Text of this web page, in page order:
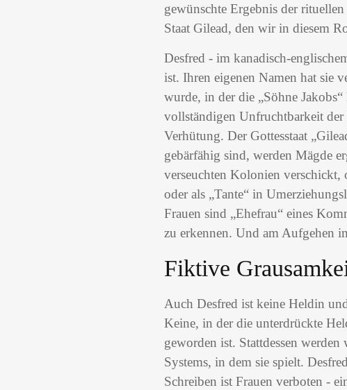
gewünschte Ergebnis der
Staat Gilead, den wir in diesem
Desfred - im kanadisch-
ist. Ihren eigenen Namen hat sie
wurde, in der die „Söhne
vollständigen Unfruchtbarkeit
Verhütung. Der Gottesstaat
gebärfähig sind, werden Mägde
verseuchten Kolonien verschickt,
oder als „Tante“ in
Frauen sind „Ehefrau“ eines
zu erkennen. Und am Aufgehen
Fiktive
Auch Desfred ist keine Heldin
Keine, in der die unterdrückte
geworden ist. Stattdessen
Systems, in dem sie spielt.
Schreiben ist Frauen verboten -